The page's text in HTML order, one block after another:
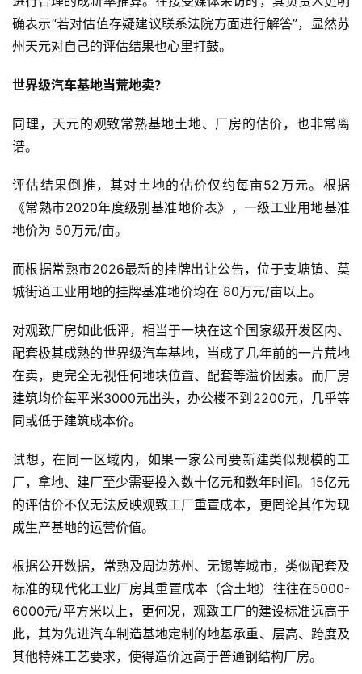
确表示“若对估值存疑建议联系法院方面进行解答”，显然苏
州天元对自己的评估结果也心里打鼓。
世界级汽车基地当荒地卖？
同理，天元的观致常熟基地土地、厂房的估价，也非常离
谱。
评估结果倒推，其对土地的估价仅约每亩52万元。根据
《常熟市2020年度级别基准地价表》，一级工业用地基准
地价为 50万元/亩。
而根据常熟市2026最新的挂牌出让公告，位于支塘镇、莫
城街道工业用地的挂牌基准地价均在 80万元/亩以上。
对观致厂房如此低评，相当于一块在这个国家级开发区内、
配套极其成熟的世界级汽车基地，当成了几年前的一片荒地
在卖，更完全无视任何地块位置、配套等溢价因素。而厂房
建筑均价每平米3000元出头，办公楼不到2200元，几乎等
同或低于建筑成本价。
试想，在同一区域内，如果一家公司要新建类似规模的工
厂，拿地、建厂至少需要投入数十亿元和数年时间。15亿元
的评估价不仅无法反映观致工厂重置成本，更罔论其作为现
成生产基地的运营价值。
根据公开数据，常熟及周边苏州、无锡等城市，类似配套及
标准的现代化工业厂房其重置成本（含土地）往往在5000-
6000元/平方米以上，更何况，观致工厂的建设标准远高于
此，其为先进汽车制造基地定制的地基承重、层高、跨度及
其他特殊工艺要求，使得造价远高于普通钢结构厂房。